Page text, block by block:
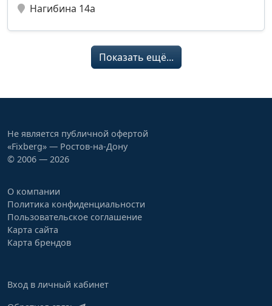
Нагибина 14а
Показать ещё...
Не является публичной офертой
«Fixberg» — Ростов‑на‑Дону
© 2006 — 2026
О компании
Политика конфиденциальности
Пользовательское соглашение
Карта сайта
Карта брендов
Вход в личный кабинет